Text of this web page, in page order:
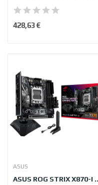
428,63 €
ASUS
ASUS ROG